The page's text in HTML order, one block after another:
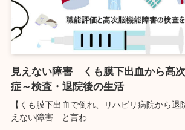
見えない障害 くも膜下出血から高
症～検査・退院後の生活
【くも膜下出血で倒れ、リハビリ病院から退
えない障害…と言わ...